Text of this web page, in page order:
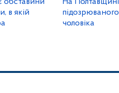
в якій
чоловіка